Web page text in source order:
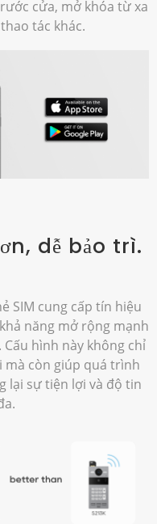
cửa, mở khóa từ xa
tác khác.
dễ bảo trì.
SIM cung cấp tín hiệu
năng mở rộng mạnh
hình này không chỉ
mà còn giúp quá trình
lại sự tiện lợi và độ tin